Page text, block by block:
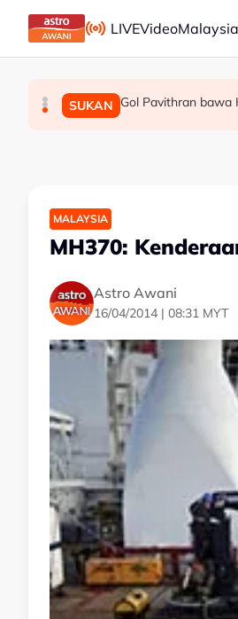
Skip to main content
LIVEVideoMalaysia
MALAYSIA Berita tempatan
MALAYSIA Bapa lemas
SUKAN Gol Pavithran bawa
MALAYSIA
MH370:
Astro Awani
16/04/2014 | 08:31 MYT